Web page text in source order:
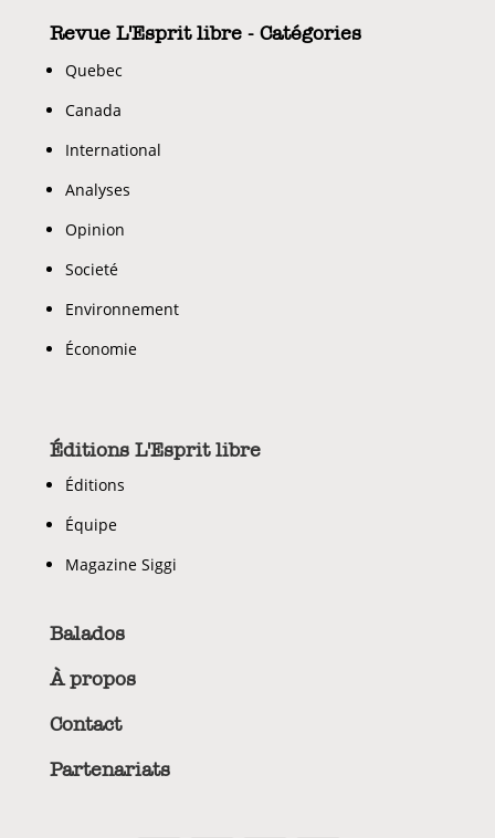
Revue L'Esprit libre - Catégories
Quebec
Canada
International
Analyses
Opinion
Societé
Environnement
Économie
Éditions L'Esprit libre
Éditions
Équipe
Magazine Siggi
Balados
À propos
Contact
Partenariats